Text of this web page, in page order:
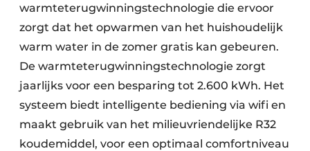
warmte­terugwinnings­technologie die ervoor
zorgt dat het opwarmen van het huis­houdelijk
warm water in de zomer gratis kan gebeuren.
De warmte­terugwinnings­technologie zorgt
jaarlijks voor een besparing tot 2.600 kWh. Het
systeem biedt intelligente bediening via wifi en
maakt gebruik van het milieu­vriendelijke R32
koudemiddel, voor een optimaal comfortniveau